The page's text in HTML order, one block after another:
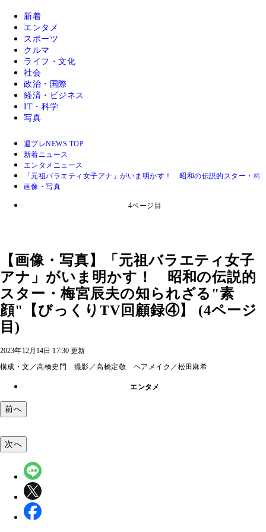
新着
エンタメ
スポーツ
クルマ
ライフ・文化
社会
政治・国際
経済・ビジネス
IT・科学
写真
週プレNEWS TOP
新着ニュース
エンタメニュース
「元祖バラエティ女子アナ」がいま明かす！ 昭和の伝説的スター・
画像・写真
4ページ目
【画像・写真】「元祖バラエティ女子
アナ」がいま明かす！ 昭和の伝説的
スター・梅宮辰夫の知られざる"素
顔"【びっくりTV回顧録④】 (4ページ
目)
2023年12月14日 17:30 更新
構成・文／高橋史門 撮影／高橋定敬 ヘアメイク／松田麻希
エンタメ
前へ
次へ